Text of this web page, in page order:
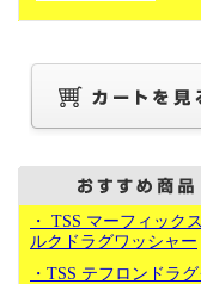
・ TSS マーフィック
ルクドラグワッシャー
・TSS テフロンドラグ